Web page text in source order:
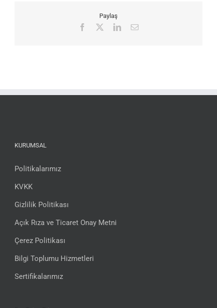
Paylaş
Facebook LinkedInEmail
KURUMSAL
Politikalarımız
KVKK
Gizlilik Politikası
Açık Rıza ve Ticaret Onay Metni
Çerez Politikası
Bilgi Toplumu Hizmetleri
Sertifikalarımız